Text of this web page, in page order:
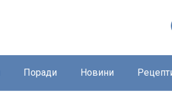
Поради Новини